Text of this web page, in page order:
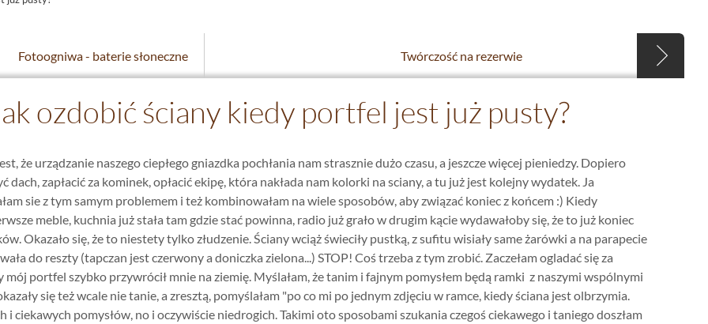
Fotoogniwa - baterie słoneczne Twórczość na rezerwie
ozdobić ściany kiedy portfel jest już pusty?
że urządzanie naszego ciepłego gniazdka pochłania nam strasznie dużo czasu, a jeszcze więcej pieniedzy. Dopiero
dach, zapłacić za kominek, opłacić ekipę, która nakłada nam kolorki na sciany, a tu już jest kolejny wydatek. Ja
sie z tym samym problemem i też kombinowałam na wiele sposobów, aby związać koniec z końcem :) Kiedy
meble, kuchnia już stała tam gdzie stać powinna, radio już grało w drugim kącie wydawałoby się, że to już koniec
Okazało się, że to niestety tylko złudzenie. Ściany wciąż świeciły pustką, z sufitu wisiały same żarówki a na parapecie
do reszty (tapczan jest czerwony a doniczka zielona...) STOP! Coś trzeba z tym zrobić. Zaczełam ogladać się za
portfel szybko przywrócił mnie na ziemię. Myślałam, że tanim i fajnym pomysłem będą ramki z naszymi wspólnymi
się też wcale nie tanie, a zresztą, pomyślałam "po co mi po jednym zdjęciu w ramce, kiedy ściana jest olbrzymia.
i ciekawych pomysłów, no i oczywiście niedrogich. Takimi oto sposobami szukania czegoś ciekawego i taniego doszłam